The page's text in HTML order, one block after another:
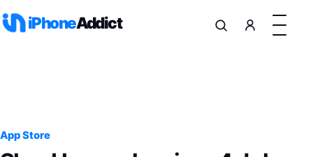
iPhoneAddict
App Store